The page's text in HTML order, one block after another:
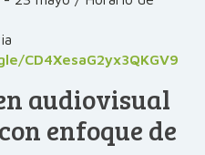
CD4XesaG2yx3QKGV9
audiovisual
enfoque de